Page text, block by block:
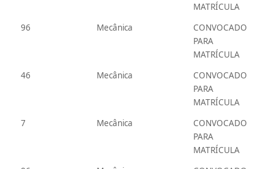
MATRÍCULA
96
Mecânica
CONVOCADO
PARA
MATRÍCULA
46
Mecânica
CONVOCADO
PARA
MATRÍCULA
7
Mecânica
CONVOCADO
PARA
MATRÍCULA